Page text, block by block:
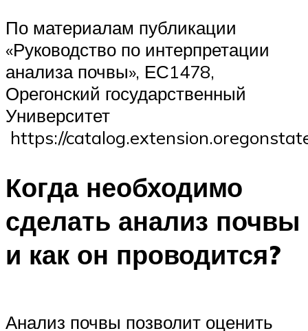
По материалам публикации
«Руководство по интерпретации
анализа почвы», ЕС1478,
Орегонский государственный
Университет
https://
Когда необходимо
сделать анализ почвы
и как он проводится?
Анализ почвы позволит оценить